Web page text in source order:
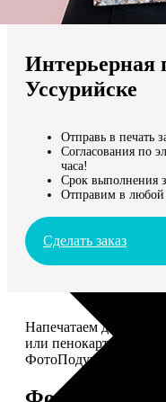
Мы доставляем по
Продолжить без города
Интерьерная
Уссурийске
Отправь в печать
Согласования по
часа!
Срок выполнения
Отправим в
Сделать заказ
Напечатаем для вас
или пенокартоне,
ФотоПодушки или